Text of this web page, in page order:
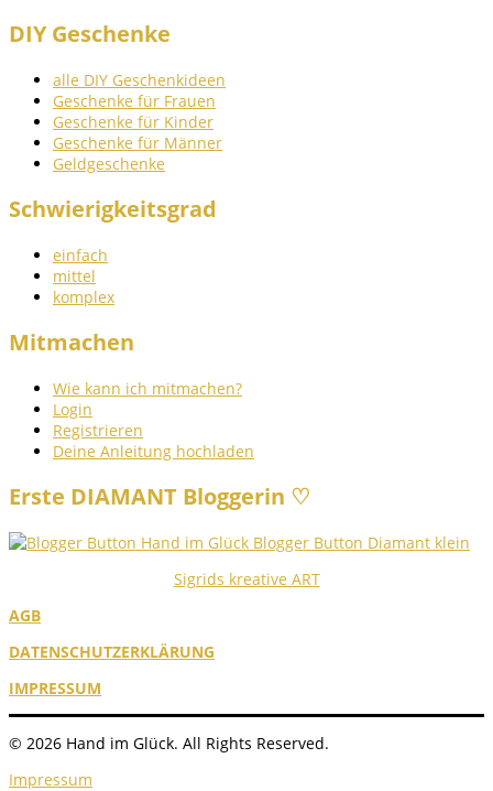
DIY Geschenke
alle DIY Geschenkideen
Geschenke für Frauen
Geschenke für Kinder
Geschenke für Männer
Geldgeschenke
Schwierigkeitsgrad
einfach
mittel
komplex
Mitmachen
Wie kann ich mitmachen?
Login
Registrieren
Deine Anleitung hochladen
Erste DIAMANT Bloggerin ♡
Sigrids kreative ART
AGB
DATENSCHUTZERKLÄRUNG
IMPRESSUM
© 2026 Hand im Glück. All Rights Reserved.
Impressum